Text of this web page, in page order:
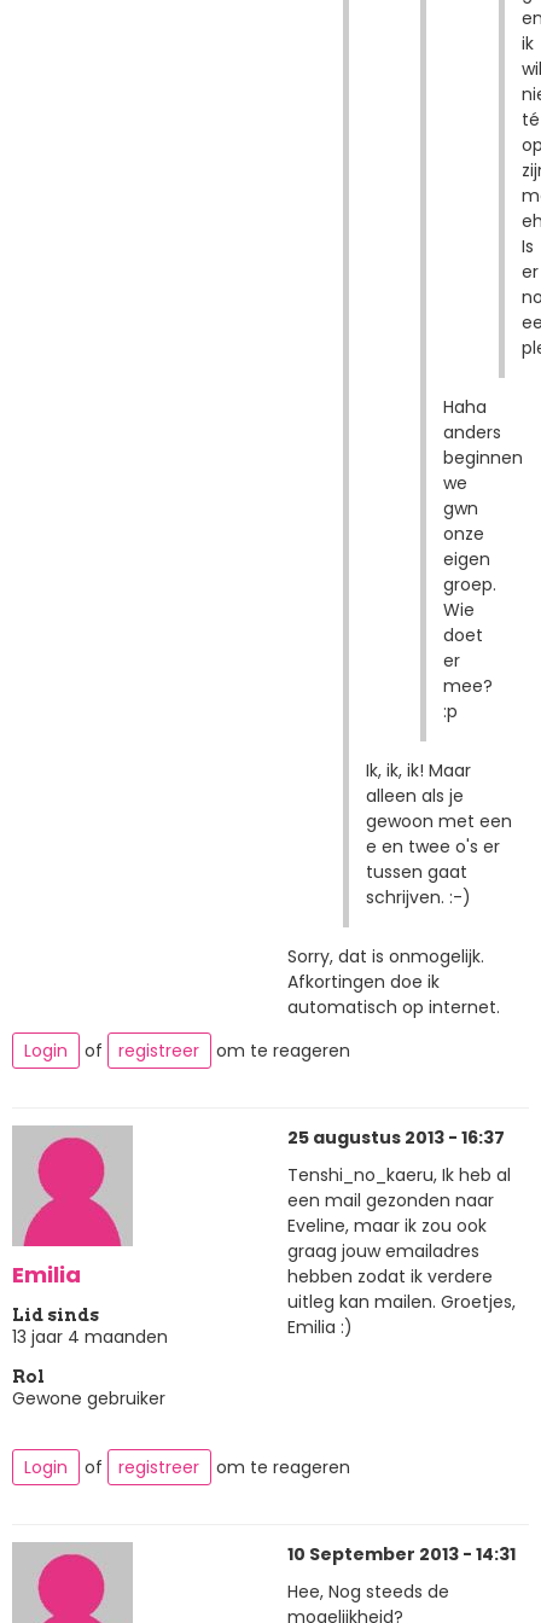
ik
wil
té
Is
er
Haha
anders
beginnen
we
gwn
onze
eigen
groep.
Wie
doet
er
mee?
:p
Ik, ik, ik! Maar
alleen als je
gewoon met een
e en twee o's er
tussen gaat
schrijven. :-)
Sorry, dat is onmogelijk.
Afkortingen doe ik
automatisch op internet.
Login
of registreer om te reageren
Emilia
Lid sinds
13 jaar 4 maanden
Rol
Gewone gebruiker
25 augustus 2013 - 16:37
Tenshi_no_kaeru, Ik heb al
een mail gezonden naar
Eveline, maar ik zou ook
graag jouw emailadres
hebben zodat ik verdere
uitleg kan mailen. Groetjes,
Emilia :)
Login of registreer om te reageren
10 September 2013 - 14:31
Hee, Nog steeds de
mogelijkheid?